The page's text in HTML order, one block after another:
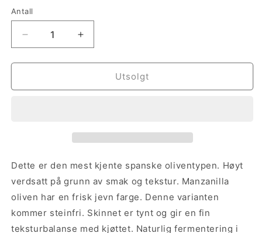
Antall
Antall
antallet
for
Manzanilla
Øk
antallet
for
Manzanilla
Utsolgt
Dette er den mest kjente spanske oliventypen. Høyt
verdsatt på grunn av smak og tekstur. Manzanilla
oliven har en frisk jevn farge. Denne varianten
kommer steinfri. Skinnet er tynt og gir en fin
teksturbalanse med kjøttet. Naturlig fermentering i